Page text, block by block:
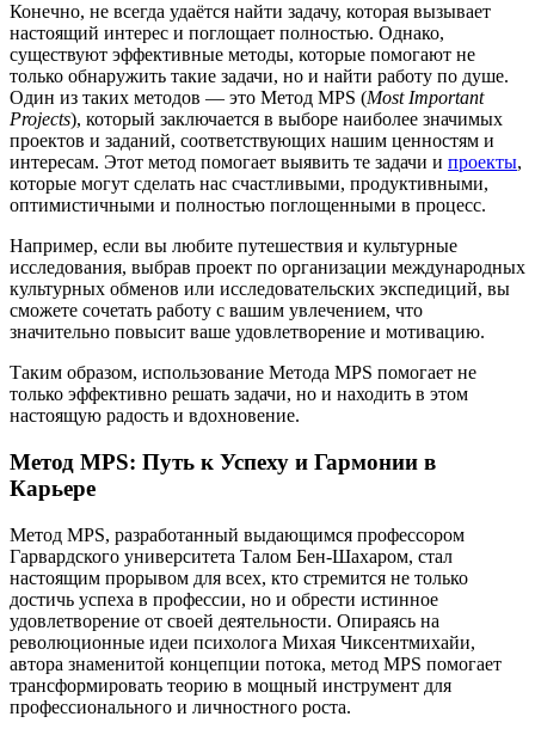
Конечно, не всегда удаётся найти задачу, которая вызывает
настоящий интерес и поглощает полностью. Однако,
существуют эффективные методы, которые помогают не
только обнаружить такие задачи, но и найти работу по душе.
Один из таких методов — это Метод MPS (Most Important
Projects), который заключается в выборе наиболее значимых
проектов и заданий, соответствующих нашим ценностям и
интересам. Этот метод помогает выявить те задачи и проекты,
которые могут сделать нас счастливыми, продуктивными,
оптимистичными и полностью поглощенными в процесс.
Например, если вы любите путешествия и культурные
исследования, выбрав проект по организации международных
культурных обменов или исследовательских экспедиций, вы
сможете сочетать работу с вашим увлечением, что
значительно повысит ваше удовлетворение и мотивацию.
Таким образом, использование Метода MPS помогает не
только эффективно решать задачи, но и находить в этом
настоящую радость и вдохновение.
Метод MPS: Путь к Успеху и Гармонии в
Карьере
Метод MPS, разработанный выдающимся профессором
Гарвардского университета Талом Бен-Шахаром, стал
настоящим прорывом для всех, кто стремится не только
достичь успеха в профессии, но и обрести истинное
удовлетворение от своей деятельности. Опираясь на
революционные идеи психолога Михая Чиксентмихайи,
автора знаменитой концепции потока, метод MPS помогает
трансформировать теорию в мощный инструмент для
профессионального и личностного роста.